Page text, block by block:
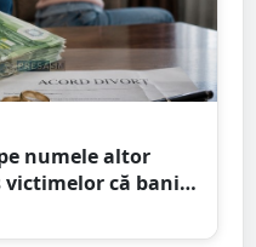
numele altor
victimelor că banii